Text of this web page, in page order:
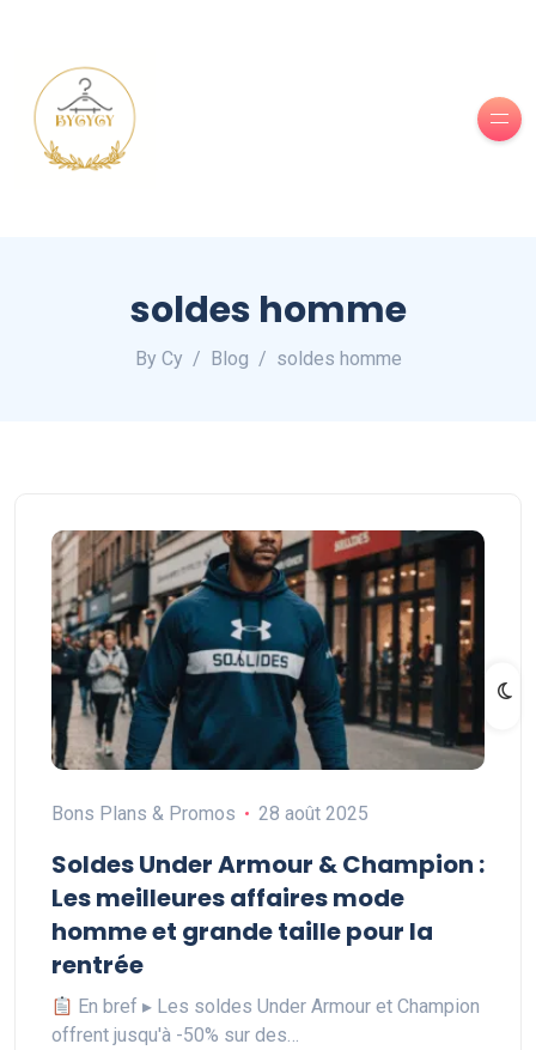
soldes homme
By Cy Blog soldes homme
Bons Plans & Promos 28 août 2025
Soldes Under Armour & Champion :
Les meilleures affaires mode
homme et grande taille pour la
rentrée
En bref ▸ Les soldes Under Armour et Champion
offrent jusqu'à -50% sur des…